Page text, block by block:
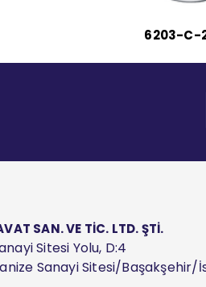
6203-C-
SAN. VE TİC. LTD. ŞTİ.
Sitesi Yolu, D:4
Sanayi Sitesi/Başakşehir/